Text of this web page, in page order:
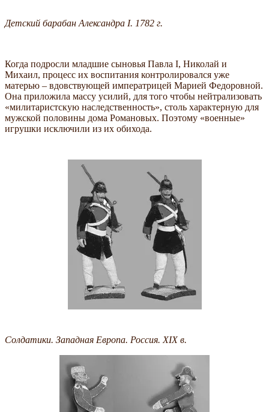
Детский барабан Александра I. 1782 г.
Когда подросли младшие сыновья Павла I, Николай и
Михаил, процесс их воспитания контролировался уже
матерью – вдовствующей императрицей Марией Федоровной.
Она приложила массу усилий, для того чтобы нейтрализовать
«милитаристскую наследственность», столь характерную для
мужской половины дома Романовых. Поэтому «военные»
игрушки исключили из их обихода.
Солдатики. Западная Европа. Россия. XIX в.